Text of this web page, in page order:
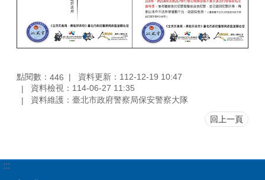
點閱數： 446
資料更新：112-12-19 10:47
資料檢視：114-06-27 11:35
資料維護：臺北市政府警察局保安警察大隊
回上一頁
:::